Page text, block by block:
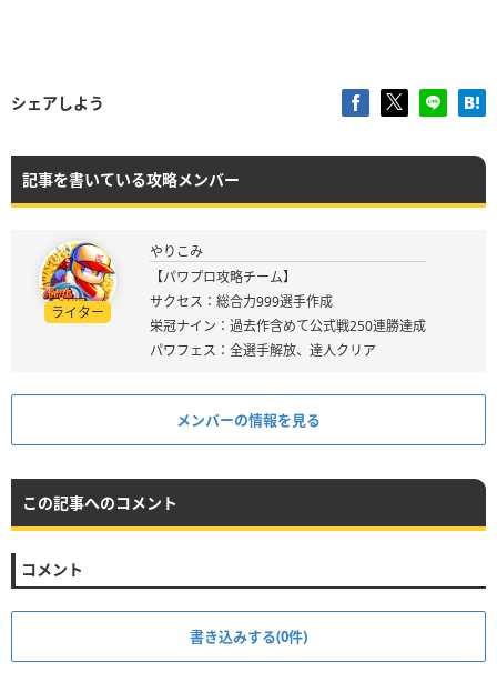
シェアしよう
記事を書いている攻略メンバー
ライター
やりこみ
【パワプロ攻略チーム】
サクセス：総合力999選手作成
栄冠ナイン：過去作含めて公式戦250連勝達成
パワフェス：全選手解放、達人クリア
メンバーの情報を見る
この記事へのコメント
コメント
書き込みする(0件)